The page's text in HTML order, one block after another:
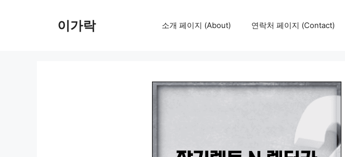
이가락 소개 페이지 (About) 연락처 페이지 (Contact)